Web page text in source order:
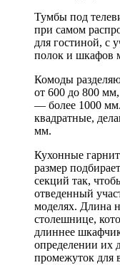
Тумбы под
при самом
для гостиной, с
полок и шкафов
Комоды
от 600 до 800
— более 1000
квадратные,
мм.
Кухонные
размер
секций так,
отведенный
моделях. Длина
столешнице,
длиннее
определении их
промежуток для